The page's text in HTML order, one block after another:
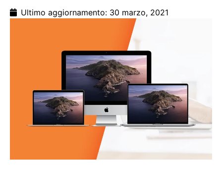
Ultimo aggiornamento: 30 marzo, 2021